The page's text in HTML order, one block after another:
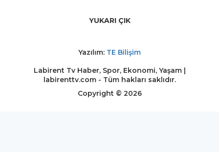
YUKARI ÇIK
Yazılım: TE Bilişim
Labirent Tv Haber, Spor, Ekonomi, Yaşam |
labirenttv.com - Tüm hakları saklıdır.
Copyright © 2026